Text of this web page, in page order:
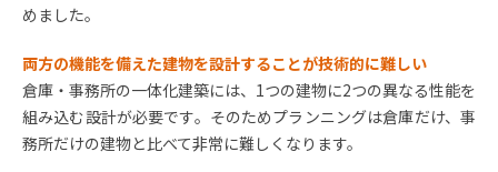
めました。
両方の機能を備えた建物を設計することが技術的に難しい
倉庫・事務所の一体化建築には、1つの建物に2つの異なる性能を
組み込む設計が必要です。そのためプランニングは倉庫だけ、事
務所だけの建物と比べて非常に難しくなります。